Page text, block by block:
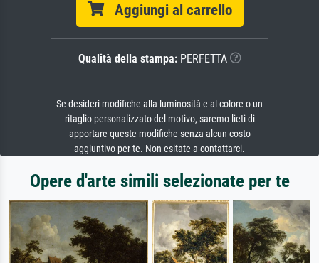
Aggiungi al carrello
Qualità della stampa:PERFETTA
Se desideri modifiche alla luminosità e al colore o un
ritaglio personalizzato del motivo, saremo lieti di
apportare queste modifiche senza alcun costo
aggiuntivo per te. Non esitate a contattarci.
Opere d'arte simili selezionate per te